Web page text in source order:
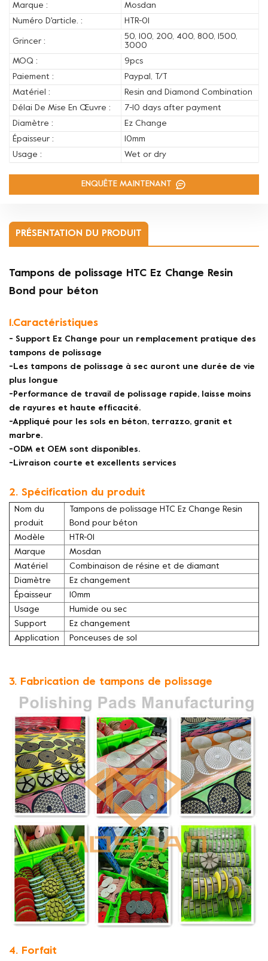
Marque :
Mosdan
Numéro D'article. :
HTR-01
Grincer :
50, 100, 200, 400, 800, 1500,
3000
MOQ :
9pcs
Paiement :
Paypal, T/T
Matériel :
Resin and Diamond Combination
Délai De Mise En Œuvre :
7-10 days after payment
Diamètre :
Ez Change
Épaisseur :
10mm
Usage :
Wet or dry
ENQUÊTE MAINTENANT
PRÉSENTATION DU PRODUIT
Tampons de polissage HTC Ez Change Resin
Bond pour béton
1.Caractéristiques
- Support Ez Change pour un remplacement pratique des
tampons de polissage
-Les tampons de polissage à sec auront une durée de vie
plus longue
-Performance de travail de polissage rapide, laisse moins
de rayures et haute efficacité.
-Appliqué pour les sols en béton, terrazzo, granit et
marbre.
-ODM et OEM sont disponibles.
-Livraison courte et excellents services
2. Spécification du produit
Nom du
produit
Tampons de polissage HTC Ez Change Resin
Bond pour béton
Modèle
HTR-01
Marque
Mosdan
Matériel
Combinaison de résine et de diamant
Diamètre
Ez changement
Épaisseur
10mm
Usage
Humide ou sec
Support
Ez changement
Application
Ponceuses de sol
3. Fabrication de tampons de polissage
4. Forfait